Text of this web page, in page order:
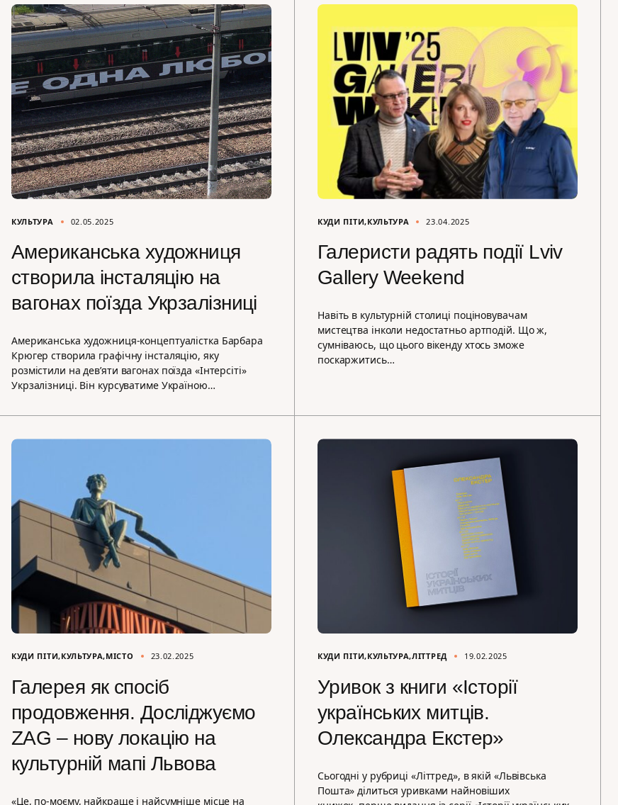
КУЛЬТУРА 02.05.2025
Американська художниця
створила інсталяцію на
вагонах поїзда Укрзалізниці
Американська художниця-концептуалістка Барбара
Крюгер створила графічну інсталяцію, яку
розмістили на дев’яти вагонах поїзда «Інтерсіті»
Укрзалізниці. Він курсуватиме Україною…
КУДИ ПІТИ КУЛЬТУРА 23.04.2025
Галеристи радять події Lviv
Gallery Weekend
Навіть в культурній столиці поціновувачам
мистецтва інколи недостатньо артподій. Що ж,
сумніваюсь, що цього вікенду хтось зможе
поскаржитись…
КУДИ ПІТИ КУЛЬТУРА МІСТО 23.02.2025
Галерея як спосіб
продовження. Досліджуємо
ZAG – нову локацію на
культурній мапі Львова
«Це, по-моєму, найкраще і найсумніше місце на
КУДИ ПІТИ КУЛЬТУРА ЛІТТРЕД 19.02.2025
Уривок з книги «Історії
українських митців.
Олександра Екстер»
Сьогодні у рубриці «Літтред», в якій «Львівська
Пошта» ділиться уривками найновіших